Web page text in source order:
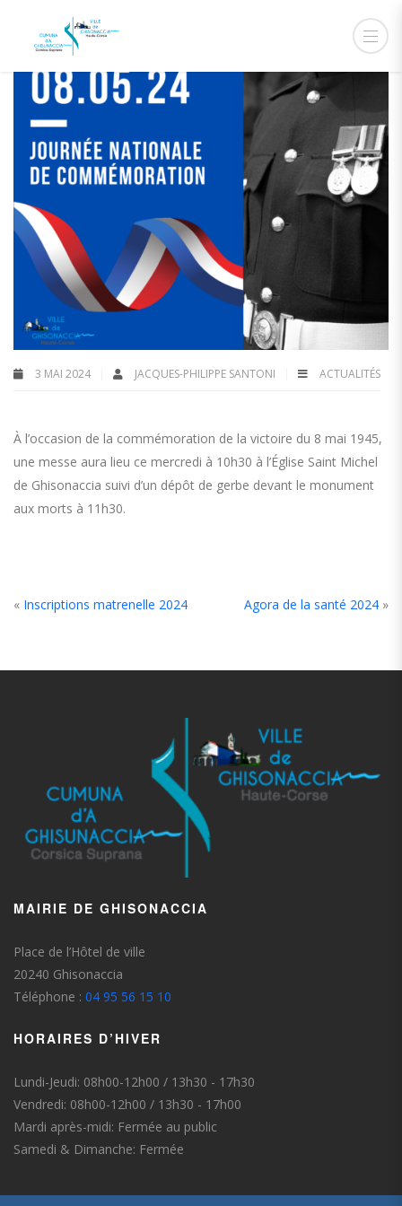
3 MAI 2024 JACQUES-PHILIPPE SANTONI ACTUALITÉS
À l’occasion de la commémoration de la victoire du 8 mai 1945,
une messe aura lieu ce mercredi à 10h30 à l’Église Saint Michel
de Ghisonaccia suivi d’un dépôt de gerbe devant le monument
aux morts à 11h30.
« Inscriptions matrenelle 2024 Agora de la santé 2024 »
MAIRIE DE GHISONACCIA
Place de l’Hôtel de ville
20240 Ghisonaccia
Téléphone : 04 95 56 15 10
HORAIRES D’HIVER
Lundi-Jeudi: 08h00-12h00 / 13h30 - 17h30
Vendredi: 08h00-12h00 / 13h30 - 17h00
Mardi après-midi: Fermée au public
Samedi & Dimanche: Fermée